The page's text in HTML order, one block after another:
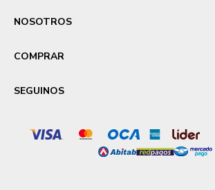
NOSOTROS
COMPRAR
SEGUINOS